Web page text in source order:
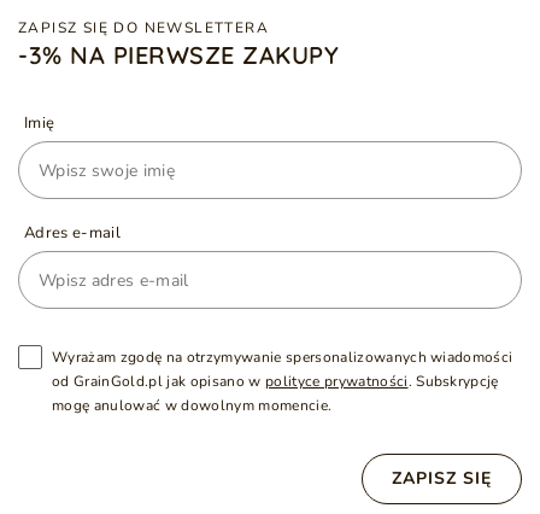
ZAPISZ SIĘ DO NEWSLETTERA
-3% NA PIERWSZE ZAKUPY
Imię
Adres e-mail
Wyrażam zgodę na otrzymywanie spersonalizowanych wiadomości
od GrainGold.pl jak opisano w polityce prywatności. Subskrypcję
mogę anulować w dowolnym momencie.
ZAPISZ SIĘ